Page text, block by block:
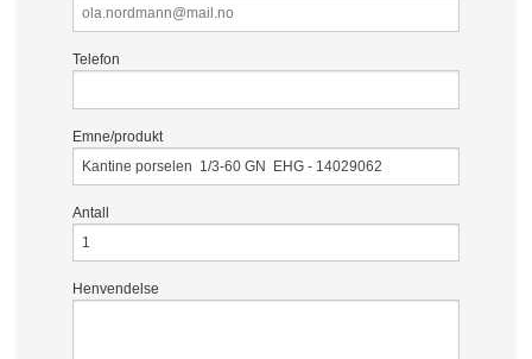
Telefon
Emne/produkt
Antall
Henvendelse